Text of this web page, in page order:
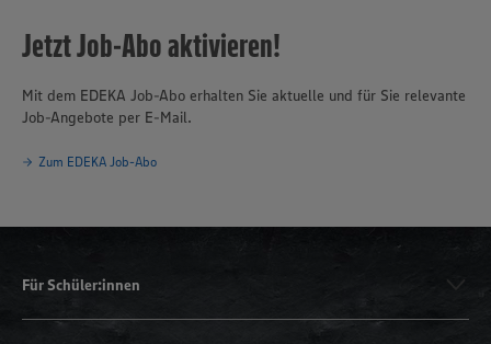
Jetzt Job-Abo aktivieren!
Mit dem EDEKA Job-Abo erhalten Sie aktuelle und für Sie relevante
Job-Angebote per E-Mail.
Zum EDEKA Job-Abo
Für Schüler:innen